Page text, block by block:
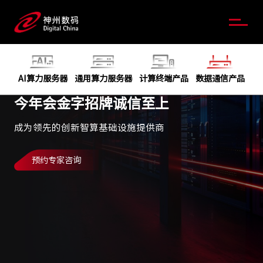
今年会金字招牌诚信至上
成为领先的创新智算基础设施提供商
预约专家咨询
AI算力服务器 通用算力服务器 计算终端产品 数据通信产品